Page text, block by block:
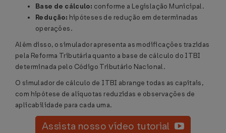
Base de cálculo: conforme a Legislação Municipal.
Redução: hipóteses de redução em determinadas
operações.
Além disso, o simulador apresenta as modificações trazidas
pela Reforma Tributária quanto a base de cálculo do ITBI
determinada pelo Código Tributário Nacional.
O simulador de cálculo de ITBI abrange todas as capitais,
com hipótese de alíquotas reduzidas e observações de
aplicabilidade para cada uma.
Assista nosso vídeo tutorial